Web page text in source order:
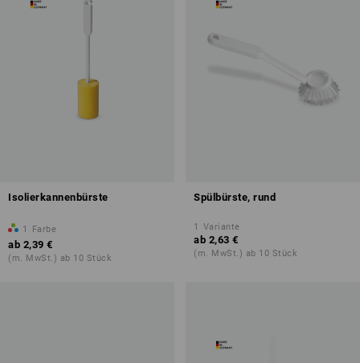
Isolierkannenbürste
1 Farbe
ab 2,39 €
(m. MwSt.) ab 10 Stück
Spülbürste, rund
1 Variante
ab 2,63 €
(m. MwSt.) ab 10 Stück